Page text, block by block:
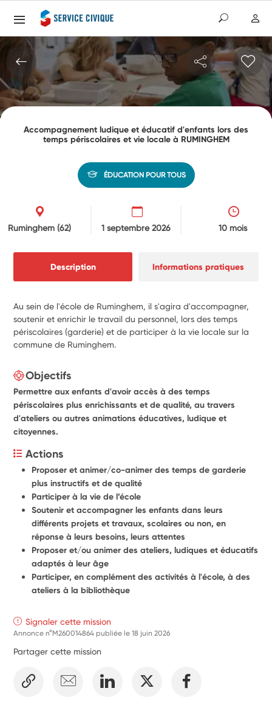
Accompagnement ludique et éducatif d'enfants lors des
temps périscolaires et vie locale à RUMINGHEM
ÉDUCATION POUR TOUS
Ruminghem (62) 1 septembre 2026 10 mois
Description Informations pratiques
Au sein de l'école de Ruminghem, il s'agira d'accompagner,
soutenir et enrichir le travail du personnel, lors des temps
périscolaires (garderie) et de participer à la vie locale sur la
commune de Ruminghem.
Objectifs
Permettre aux enfants d'avoir accès à des temps
périscolaires plus enrichissants et de qualité, au travers
d'ateliers ou autres animations éducatives, ludique et
citoyennes.
Actions
Proposer et animer/co-animer des temps de garderie
plus instructifs et de qualité
Participer à la vie de l’école
Soutenir et accompagner les enfants dans leurs
différents projets et travaux, scolaires ou non, en
réponse à leurs besoins, leurs attentes
Proposer et/ou animer des ateliers, ludiques et éducatifs
adaptés à leur âge
Participer, en complément des activités à l'école, à des
ateliers à la bibliothèque
Signaler cette mission
Annonce n°M260014864 publiée le18 juin 2026
Partager cette mission